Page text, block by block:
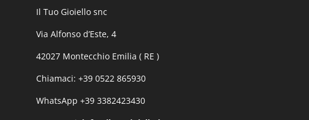
Il Tuo Gioiello snc
Via Alfonso d’Este, 4
42027 Montecchio Emilia ( RE )
Chiamaci: +39 0522 865930
WhatsApp +39 3382423430